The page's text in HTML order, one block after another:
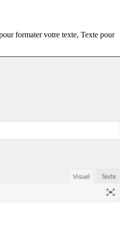
formater votre texte, Texte pour